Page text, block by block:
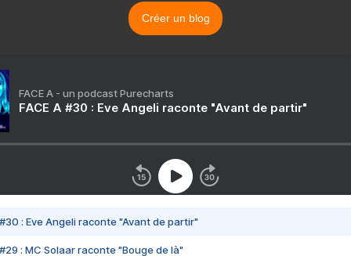
Créer un blog
FACE A - un podcast Purecharts
FACE A #30 : Eve Angeli raconte "Avant de partir"
#30 : Eve Angeli raconte "Avant de partir"
#29 : MC Solaar raconte "Bouge de là"